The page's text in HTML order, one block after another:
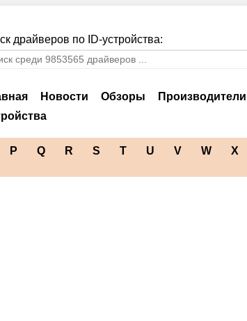
драйверов по ID-устройства:
Новости Обзоры
Производители
P Q R S T U V W X